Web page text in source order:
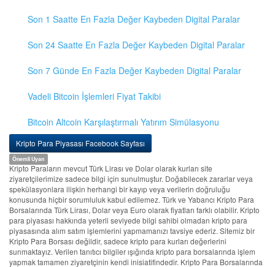
Son 1 Saatte En Fazla Değer Kaybeden Digital Paralar
Son 24 Saatte En Fazla Değer Kaybeden Digital Paralar
Son 7 Günde En Fazla Değer Kaybeden Digital Paralar
Vadeli Bitcoin İşlemleri Fiyat Takibi
Bitcoin Altcoin Karşılaştırmalı Yatırım Simülasyonu
Kripto Para Piyasası Facebook Sayfası
Önemli Uyarı
Kripto Paraların mevcut Türk Lirası ve Dolar olarak kurları site
ziyaretçilerimize sadece bilgi için sunulmuştur. Doğabilecek zararlar veya
spekülasyonlara ilişkin herhangi bir kayıp veya verilerin doğruluğu
konusunda hiçbir sorumluluk kabul edilemez. Türk ve Yabancı Kripto Para
Borsalarında Türk Lirası, Dolar veya Euro olarak fiyatları farklı olabilir. Kripto
para piyasası hakkında yeterli seviyede bilgi sahibi olmadan kripto para
piyasasında alım satım işlemlerini yapmamanızı tavsiye ederiz. Sitemiz bir
Kripto Para Borsası değildir, sadece kripto para kurları değerlerini
sunmaktayız. Verilen tanıtıcı bilgiler ışığında kripto para borsalarında işlem
yapmak tamamen ziyaretçinin kendi inisiatifindedir. Kripto Para Borsalarında